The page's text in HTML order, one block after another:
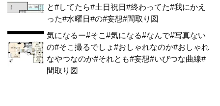
と#してたら#土日祝日#終わってた#我にかえ
った#水曜日#の#妄想#間取り図
気になるー#そこ#気になる#なんで#写真ない
の#そこ撮るでしょ#おしゃれなのか#おしゃれ
なやつなのか#それとも#妄想#いびつな曲線#
間取り図